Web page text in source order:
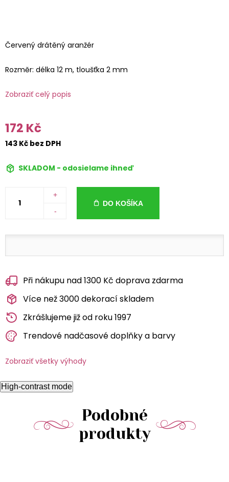
Červený drátěný aranžér
Rozměr: délka 12 m, tloušťka 2 mm
Zobraziť celý popis
172 Kč
143 Kč bez DPH
SKLADOM - odosielame ihneď
+
-
DO KOŠÍKA
Při nákupu nad 1300 Kč doprava zdarma
Více než 3000 dekorací skladem
Zkrášlujeme již od roku 1997
Trendové nadčasové doplňky a barvy
Zobraziť všetky výhody
High-contrast mode
Podobné
produkty